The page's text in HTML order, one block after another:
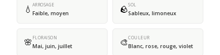
💧 ARROSAGE
Faible, moyen 🪨SOL
Sableux, limoneux
🌸 FLORAISON
Mai, juin, juillet 🎨COULEUR
Blanc, rose, rouge, violet